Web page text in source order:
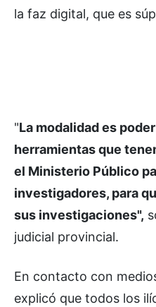
la faz digital, que es
"La modalidad es
herramientas que
el Ministerio Público
investigadores, para
sus investigaciones",
judicial provincial.
En contacto con
explicó que todos los